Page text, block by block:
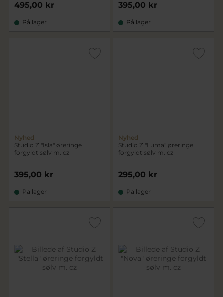
495,00 kr
På lager
395,00 kr
På lager
Nyhed
Studio Z "Isla" øreringe
forgyldt sølv m. cz
395,00 kr
På lager
Nyhed
Studio Z "Luma" øreringe
forgyldt sølv m. cz
295,00 kr
På lager